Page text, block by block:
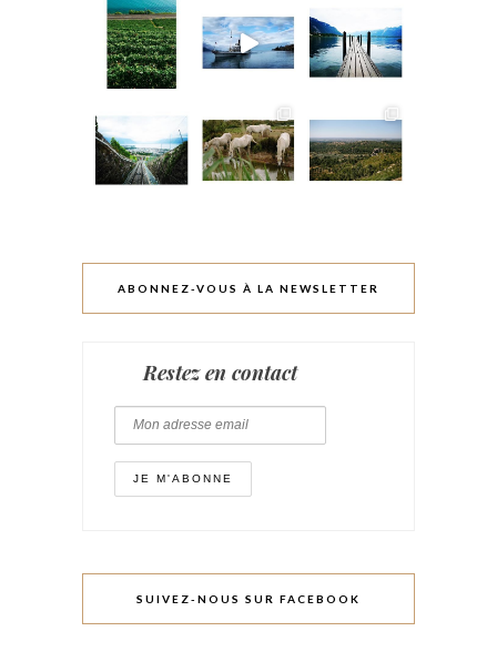
ABONNEZ-VOUS À LA NEWSLETTER
Restez en contact
SUIVEZ-NOUS SUR FACEBOOK